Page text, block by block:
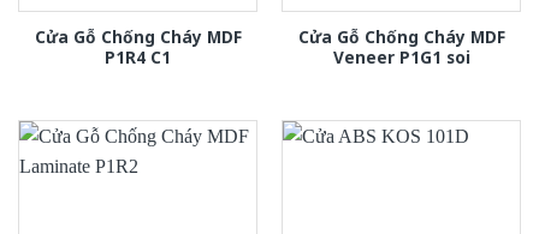
Cửa Gỗ Chống Cháy MDF
P1R4 C1
Cửa Gỗ Chống Cháy MDF
Veneer P1G1 soi